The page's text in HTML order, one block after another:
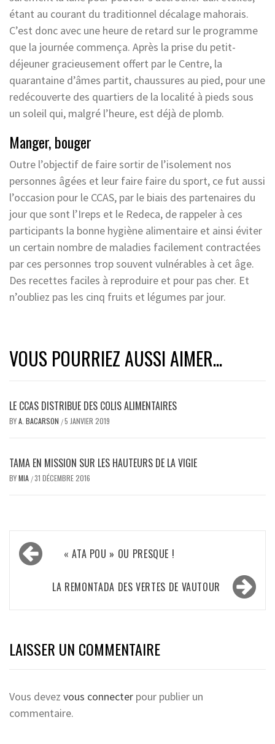
étant au courant du traditionnel décalage mahorais.
C’est donc avec une heure de retard sur le programme
que la journée commença. Après la prise du petit-
déjeuner gracieusement offert par le Centre, la
quarantaine d’âmes partit, chaussures au pied, pour une
redécouverte des quartiers de la localité à pieds sous
un soleil qui, malgré l’heure, est déjà de plomb.
Manger, bouger
Outre l’objectif de faire sortir de l’isolement nos
personnes âgées et leur faire faire du sport, ce fut aussi
l’occasion pour le CCAS, par le biais des partenaires du
jour que sont l’Ireps et le Redeca, de rappeler à ces
participants la bonne hygiène alimentaire et ainsi éviter
un certain nombre de maladies facilement contractées
par ces personnes trop souvent vulnérables à cet âge.
Des recettes faciles à reproduire et pour pas cher. Et
n’oubliez pas les cinq fruits et légumes par jour.
VOUS POURRIEZ AUSSI AIMER...
LE CCAS DISTRIBUE DES COLIS ALIMENTAIRES
BYA. BACARSON /5 JANVIER 2019
TAMA EN MISSION SUR LES HAUTEURS DE LA VIGIE
BYMIA /31 DÉCEMBRE 2016
Navigation
de
l’article
« ATA POU » OU PRESQUE !
LA REMONTADA DES VERTES DE VAUTOUR
LAISSER UN COMMENTAIRE
Vous devez vous connecter pour publier un
commentaire.